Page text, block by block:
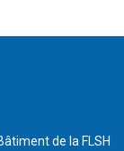
de la FLSH